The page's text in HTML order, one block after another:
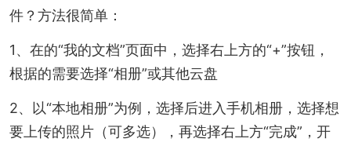
件？方法很简单：
1、在的“我的文档”页面中，选择右上方的“+”按钮，
根据的需要选择“相册”或其他云盘
2、以“本地相册”为例，选择后进入手机相册，选择想
要上传的照片（可多选），再选择右上方“完成”，开